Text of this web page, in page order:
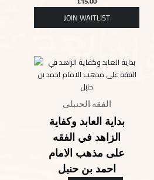
الفقه الحنبلي
بداية العابد وكفاية
الزاهد في الفقه
على مذهب الامام
احمد بن حنبل